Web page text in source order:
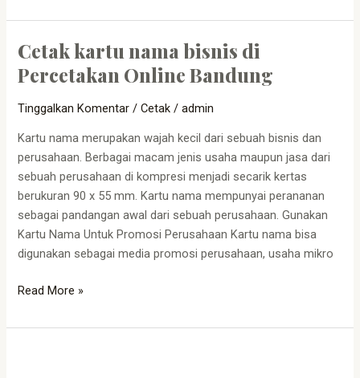
Cetak kartu nama bisnis di
Percetakan Online Bandung
Tinggalkan Komentar /Cetak /admin
Kartu nama merupakan wajah kecil dari sebuah bisnis dan
perusahaan. Berbagai macam jenis usaha maupun jasa dari
sebuah perusahaan di kompresi menjadi secarik kertas
berukuran 90 x 55 mm. Kartu nama mempunyai perananan
sebagai pandangan awal dari sebuah perusahaan. Gunakan
Kartu Nama Untuk Promosi Perusahaan Kartu nama bisa
digunakan sebagai media promosi perusahaan, usaha mikro
Cetak
kartu
nama
bisnis
Percetakan
Online
Bandung
Read More »